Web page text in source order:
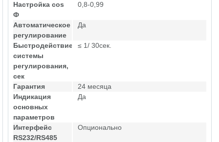
Настройка cos
Ф
0,8-0,99
Автоматическое
регулирование
Да
Быстродействие
системы
регулирования,
сек
≤ 1/ 30сек.
Гарантия
24 месяца
Индикация
основных
параметров
Да
Интерфейс
RS232/RS485
Опционально